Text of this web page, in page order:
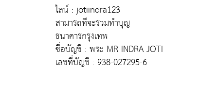
ไลน์ : jotiindra123
สามารถทีจะรวมทำบุญ
ธนาคารกรุงเทพ
ซื่อบัญชี : พระ MR INDRA JOTI
เลขที่บัญชี : 938-027295-6